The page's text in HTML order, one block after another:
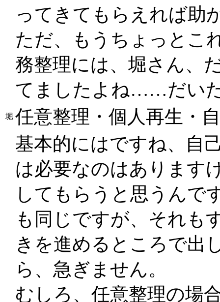
ってきてもらえれば助
ただ、もうちょっとこ
務整理には、堀さん、
てましたよね……だい
堀 任意整理・個人再生・
基本的にはですね、自
は必要なのはあります
してもらうと思うんで
も同じですが、それも
きを進めるところで出
ら、急ぎません。
むしろ、任意整理の場